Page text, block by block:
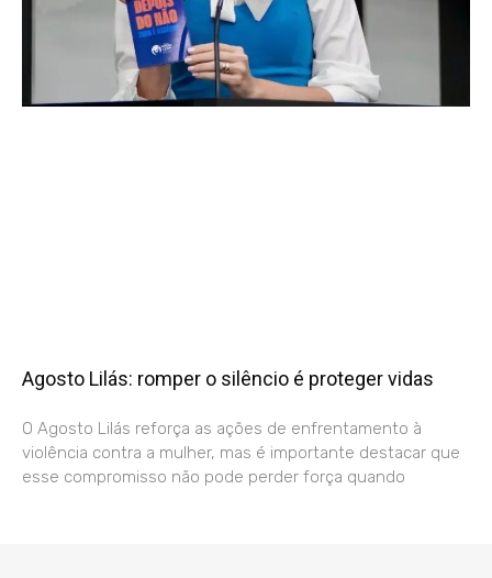
Agosto Lilás: romper o silêncio é proteger vidas
O Agosto Lilás reforça as ações de enfrentamento à
violência contra a mulher, mas é importante destacar que
esse compromisso não pode perder força quando